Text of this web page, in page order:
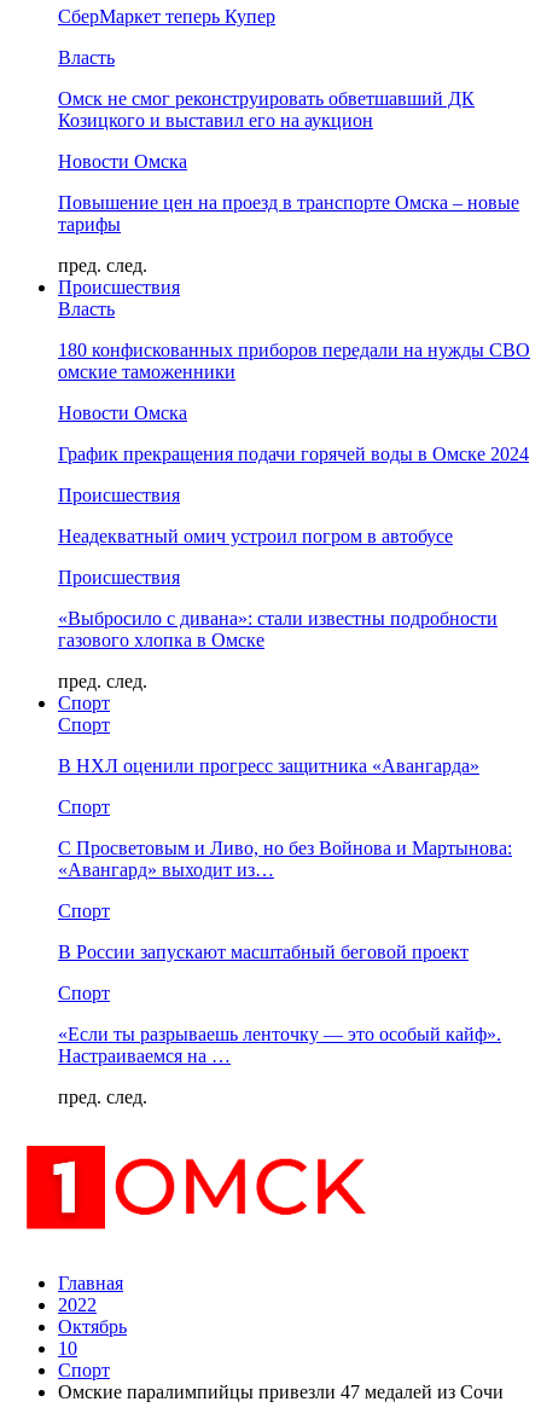
СберМаркет теперь Купер
Власть
Омск не смог реконструировать обветшавший ДК
Козицкого и выставил его на аукцион
Новости Омска
Повышение цен на проезд в транспорте Омска – новые
тарифы
пред. след.
Происшествия
Власть
180 конфискованных приборов передали на нужды СВО
омские таможенники
Новости Омска
График прекращения подачи горячей воды в Омске 2024
Происшествия
Неадекватный омич устроил погром в автобусе
Происшествия
«Выбросило с дивана»: стали известны подробности
газового хлопка в Омске
пред. след.
Спорт
Спорт
В НХЛ оценили прогресс защитника «Авангарда»
Спорт
С Просветовым и Ливо, но без Войнова и Мартынова:
«Авангард» выходит из…
Спорт
В России запускают масштабный беговой проект
Спорт
«Если ты разрываешь ленточку — это особый кайф».
Настраиваемся на …
пред. след.
Главная
2022
Октябрь
10
Спорт
Омские паралимпийцы привезли 47 медалей из Сочи